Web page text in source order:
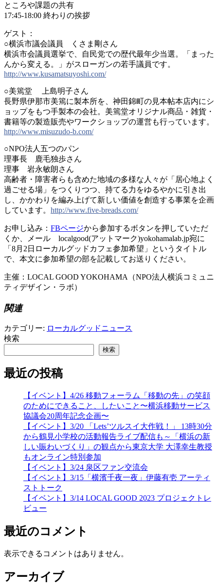
ところや課題の共有
17:45-18:00 終わりの挨拶
ゲスト：
○横浜市議会議員 くさま剛さん
横浜市会議員選挙で、自民党での歴代最年少当選。「まった
んから変える。」がスローガンの若手議員です。
http://www.kusamatsuyoshi.com/
○美篶堂 上島明子さん
長野県伊那市美篶に製本所を、神田錦町の見本帖本店内に シ
ョップをもつ手製本の会社。美篶堂オリジナル商品・雑貨・
書籍等の製造販売やワークショップの運営も行ってい ます。
http://www.misuzudo-b.com/
○NPO法人五つのパン
理事長 鹿毛独歩さん
理事 岩永敏朗さん
高齢者・障害者らも含めた地域の多様な人々が「居心地よ く
過ごせる場」をつくりつつ、持てる力をゆるやかに引き 出
し、かかわりを編み上げて新しい価値を創造する事業を企画
しています。 http://www.five-breads.com/
お申し込み： FBページから参加するボタンを押していただ
くか、メール localgood(アットマーク)yokohamalab.jp宛に
「8月2日ローカルグッ ドカフェ参加希望」というタイトル
で、本文に参加希望の部を記載してお送りください。
主催：LOCAL GOOD YOKOHAMA（NPO法人横浜コミュニ
ティデザイン ・ラボ）
関連
カテゴリー: ローカルグッドニュース
検索
検索
最近の投稿
【イベント】4/26 移動フォーラム「移動の先」の笑顔
のためにできること、したいこと〜横浜移動サービス
協議会20周年記念企画〜
【イベント】3/20 「Lets’ツルスイ大作戦！」 13時30分
から鶴見小学校の活動報告ライブ配信も～「横浜の新
しい賑わいづくり」の観点から東京大学 大澤幸生教授
もオンライン特別参加
【イベント】3/24 泉区ファン交流会
【イベント】3/15「横濱千夜一夜」伊藤有壱 アーティ
ストトーク
【イベント】3/14 LOCAL GOOD 2023 プロジェクトレ
ビュー
最近のコメント
表示できるコメントはありません。
アーカイブ